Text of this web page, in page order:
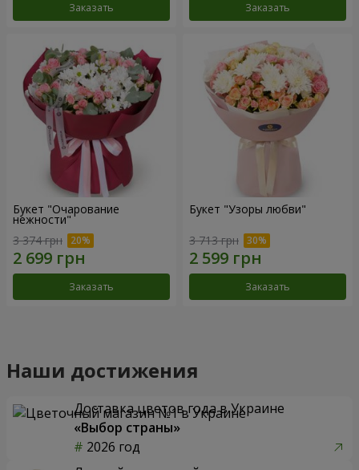
Заказать Заказать
Букет "Очарование
нежности"
3 374 грн
Заказать
Букет "Узоры любви"
3 713 грн
Заказать
Наши достижения
Доставка цветов года в Украине
«Выбор страны»
2026 год